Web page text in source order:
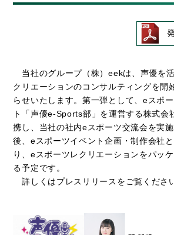
当社のグループ（株）eekは、声優を
クリエーションのコンサルティングを開
らせいたします。第一弾として、eスポ
ト「声優e-Sports部」を運営する株式会
携し、当社の社内eスポーツ交流会を実
後、eスポーツイベント企画・制作会社
り、eスポーツレクリエーションをパッ
る予定です。
詳しくはプレスリリースをご覧くださ